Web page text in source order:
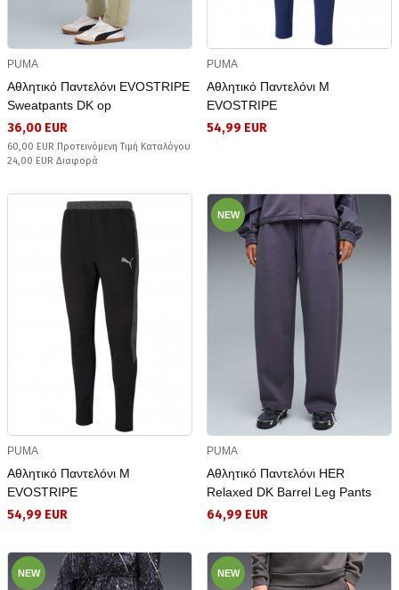
PUMA
Αθλητικό Παντελόνι EVOSTRIPE
Sweatpants DK op
36,00 EUR
60,00 EUR Προτεινόμενη Τιμή Καταλόγου
24,00 EUR Διαφορά
PUMA
Αθλητικό Παντελόνι Μ
EVOSTRIPE
54,99 EUR
PUMA
Αθλητικό Παντελόνι Μ
EVOSTRIPE
54,99 EUR
NEW
PUMA
Αθλητικό Παντελόνι HER
Relaxed DK Barrel Leg Pants
64,99 EUR
NEW NEW